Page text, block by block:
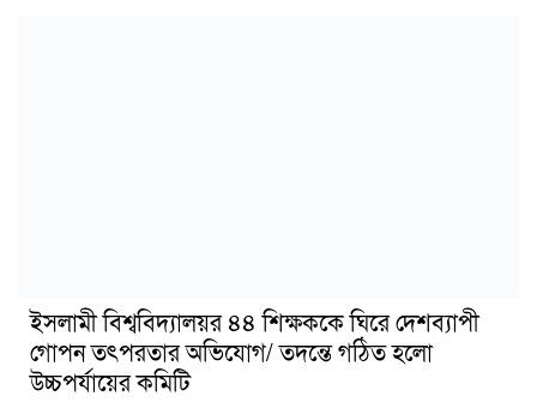
ইসলামী বিশ্ববিদ্যালয়র ৪৪ শিক্ষককে ঘিরে দেশব্যাপী
গোপন তৎপরতার অভিযোগ/ তদন্তে গঠিত হলো
উচ্চপর্যায়ের কমিটি